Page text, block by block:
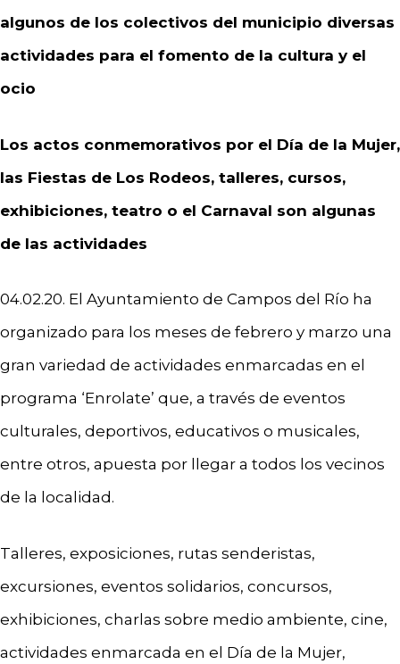
algunos de los colectivos del municipio diversas
actividades para el fomento de la cultura y el
ocio
Los actos conmemorativos por el Día de la Mujer,
las Fiestas de Los Rodeos, talleres, cursos,
exhibiciones, teatro o el Carnaval son algunas
de las actividades
04.02.20. El Ayuntamiento de Campos del Río ha
organizado para los meses de febrero y marzo una
gran variedad de actividades enmarcadas en el
programa ‘Enrolate’ que, a través de eventos
culturales, deportivos, educativos o musicales,
entre otros, apuesta por llegar a todos los vecinos
de la localidad.
Talleres, exposiciones, rutas senderistas,
excursiones, eventos solidarios, concursos,
exhibiciones, charlas sobre medio ambiente, cine,
actividades enmarcada en el Día de la Mujer,